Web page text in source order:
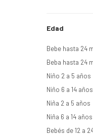
Edad
Bebe hasta 24
Beba hasta 24
Niño 2 a 5 años
Niño 6 a 14 años
Niña 2 a 5 años
Niña 6 a 14 años
Bebés de 12 a